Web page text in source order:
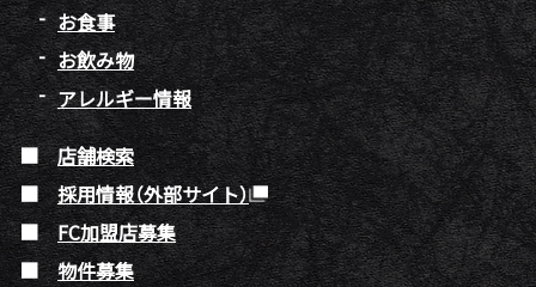
お食事
お飲み物
アレルギー情報
店舗検索
採用情報（外部サイト）
FC加盟店募集
物件募集